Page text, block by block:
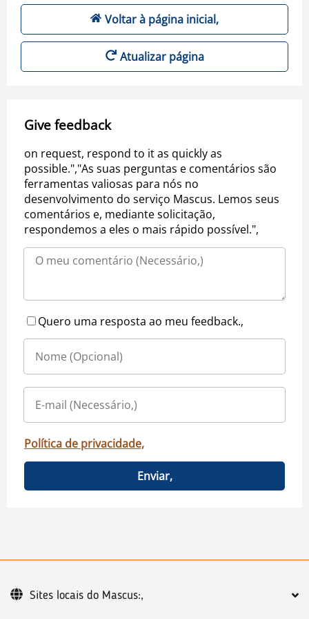
Voltar à página inicial,
Atualizar página
Give feedback
on request, respond to it as quickly as
possible.","As suas perguntas e comentários são
ferramentas valiosas para nós no
desenvolvimento do serviço Mascus. Lemos seus
comentários e, mediante solicitação,
respondemos a eles o mais rápido possível.",
Quero uma resposta ao meu feedback.,
Política de privacidade,
Enviar,
Sites locais do Mascus:,